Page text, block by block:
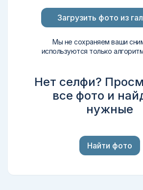
Загрузить фото из
Мы не сохраняем ваши
используются только
Нет селфи?
все фото и
нужные
Найти фото